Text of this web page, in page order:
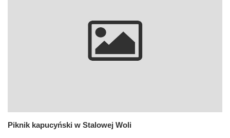
Piknik kapucyński w Stalowej Woli